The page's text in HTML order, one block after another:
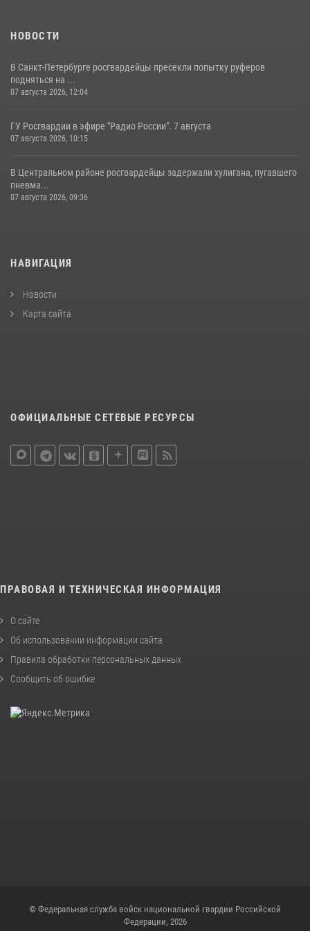
НОВОСТИ
В Санкт-Петербурге росгвардейцы пресекли попытку руферов
подняться на ...
07 августа 2026, 12:04
ГУ Росгвардии в эфире "Радио России". 7 августа
07 августа 2026, 10:15
В Центральном районе росгвардейцы задержали хулигана, пугавшего
пневма...
07 августа 2026, 09:36
НАВИГАЦИЯ
Новости
Карта сайта
ОФИЦИАЛЬНЫЕ СЕТЕВЫЕ РЕСУРСЫ
ПРАВОВАЯ И ТЕХНИЧЕСКАЯ ИНФОРМАЦИЯ
О сайте
Об использовании информации сайта
Правила обработки персональных данных
Сообщить об ошибке
© Федеральная служба войск национальной гвардии Российской
Федерации, 2026